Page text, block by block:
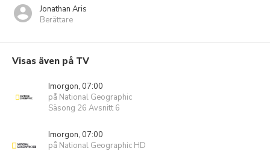
Jonathan Aris
Berättare
Visas även på TV
Imorgon, 07:00
på National Geographic
Säsong 26 Avsnitt 6
Imorgon, 07:00
på National Geographic HD